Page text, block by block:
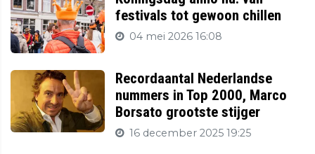
festivals tot gewoon chillen
04 mei 2026 16:08
Recordaantal Nederlandse
nummers in Top 2000, Marco
Borsato grootste stijger
16 december 2025 19:25